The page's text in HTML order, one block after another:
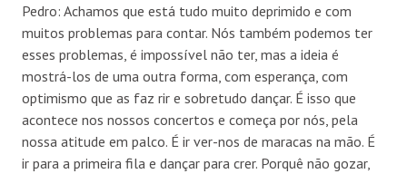
Pedro: Achamos que está tudo muito deprimido e com
muitos problemas para contar. Nós também podemos ter
esses problemas, é impossível não ter, mas a ideia é
mostrá-los de uma outra forma, com esperança, com
optimismo que as faz rir e sobretudo dançar. É isso que
acontece nos nossos concertos e começa por nós, pela
nossa atitude em palco. É ir ver-nos de maracas na mão. É
ir para a primeira fila e dançar para crer. Porquê não gozar,